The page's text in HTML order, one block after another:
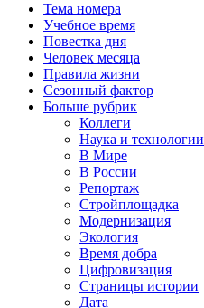
Тема номера
Учебное время
Повестка дня
Человек месяца
Правила жизни
Сезонный фактор
Больше рубрик
Коллеги
Наука и технологии
В Мире
В России
Репортаж
Стройплощадка
Модернизация
Экология
Время добра
Цифровизация
Страницы истории
Дата